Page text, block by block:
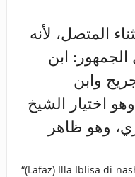
المتصل، لأنه
ابن
وابن
اختيار الشيخ
وهو ظاهر
“(Lafaz) Illa Iblisa di-